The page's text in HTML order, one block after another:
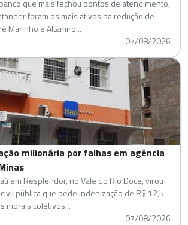
que mais fechou pontos de atendimento,
foram os mais ativos na redução de
Marinho e Altamiro...
07/08/2026
milionária por falhas em agência
em Resplendor, no Vale do Rio Doce, virou
pública que pede indenização de R$ 12,5
morais coletivos...
07/08/2026